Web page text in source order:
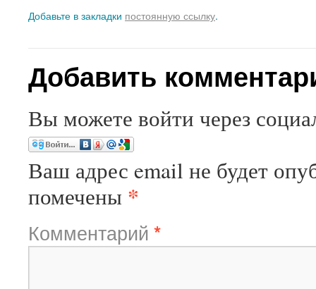
Добавьте в закладки постоянную ссылку.
Добавить
Вы можете войти через
Ваш адрес email не будет
помечены *
Комментарий *